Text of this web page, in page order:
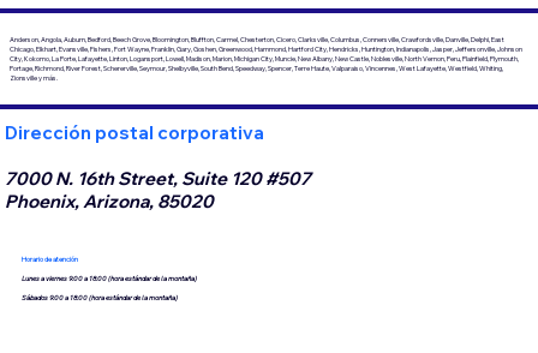
Anderson, Angola, Auburn, Bedford, Beech Grove, Bloomington, Bluffton, Carmel, Chesterton, Cicero, Clarksville, Columbus, Connersville, Crawfordsville, Danville, Delphi, East
Chicago, Elkhart, Evansville, Fishers, Fort Wayne, Franklin, Gary, Goshen, Greenwood, Hammond, Hartford City, Hendricks, Huntington, Indianapolis, Jasper, Jeffersonville, Johnson
City, Kokomo, La Porte, Lafayette, Linton, Logansport, Lowell, Madison, Marion, Michigan City, Muncie, New Albany, New Castle, Noblesville, North Vernon, Peru, Plainfield, Plymouth,
Portage, Richmond, River Forest, Schererville, Seymour, Shelbyville, South Bend, Speedway, Spencer, Terre Haute, Valparaiso, Vincennes, West Lafayette, Westfield, Whiting,
Zionsville y más.
Dirección postal corporativa
7000 N. 16th Street, Suite 120 #507
Phoenix, Arizona, 85020
Horario de atención
Lunes a viernes 9:00 a 18:00 (hora estándar de la montaña)
Sábados 9:00 a 18:00 (hora estándar de la montaña)